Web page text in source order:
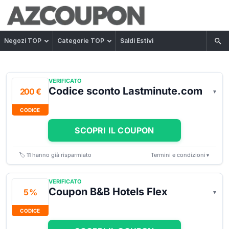
Negozi TOP Categorie TOP Saldi Estivi
200 €
CODICE
VERIFICATO
Codice sconto Lastminute.com
SCOPRI IL COUPON
🏷️ 11 hanno già risparmiato Termini e condizioni ▼
5 %
CODICE
VERIFICATO
Coupon B&B Hotels Flex